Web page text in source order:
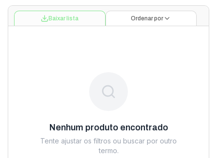
Baixar lista Ordenar por
Nenhum produto encontrado
Tente ajustar os filtros ou buscar por outro
termo.